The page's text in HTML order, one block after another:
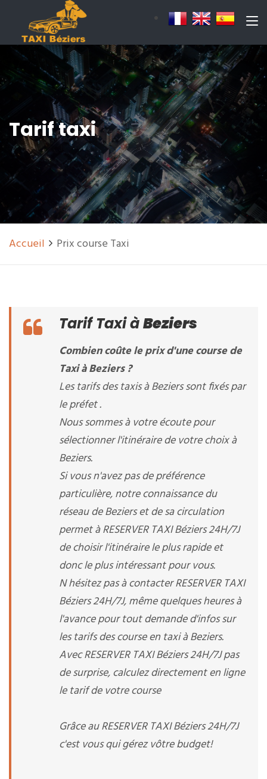
Tarif taxi
Accueil Prix course Taxi
Tarif Taxi àBeziers
Combien coûte le prix d'une course de
Taxi à Beziers ?
Les tarifs des taxis à Beziers sont fixés par
le préfet .
Nous sommes à votre écoute pour
sélectionner l'itinéraire de votre choix à
Beziers.
Si vous n'avez pas de préférence
particulière, notre connaissance du
réseau de Beziers et de sa circulation
permet à RESERVER TAXI Béziers 24H/7J
de choisir l'itinéraire le plus rapide et
donc le plus intéressant pour vous.
N hésitez pas à contacter RESERVER TAXI
Béziers 24H/7J, même quelques heures à
l'avance pour tout demande d'infos sur
les tarifs des course en taxi à Beziers.
Avec RESERVER TAXI Béziers 24H/7J pas
de surprise, calculez directement en ligne
le tarif de votre course
Grâce au RESERVER TAXI Béziers 24H/7J
c'est vous qui gérez vôtre budget!